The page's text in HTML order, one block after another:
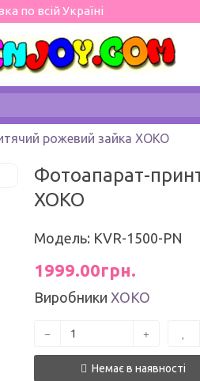
по всій Україні
рожевий зайка XOKO
Фотоапарат-
XOKO
Модель: KVR-1500-PN
1999.00грн.
Виробники ХОКО
Немає в наявності